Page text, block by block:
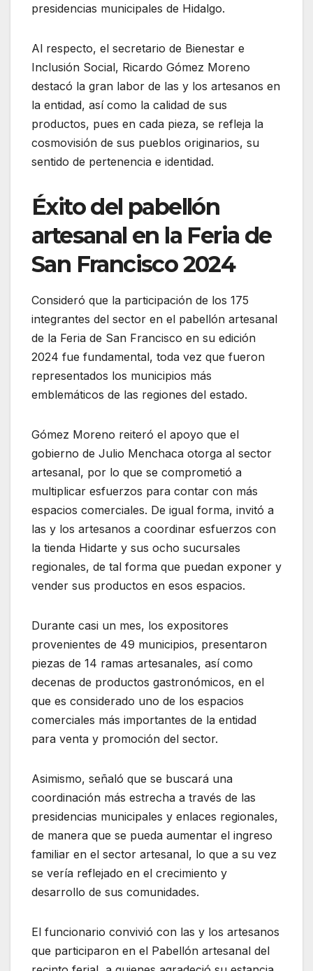
presidencias municipales de Hidalgo.
Al respecto, el secretario de Bienestar e
Inclusión Social, Ricardo Gómez Moreno
destacó la gran labor de las y los artesanos en
la entidad, así como la calidad de sus
productos, pues en cada pieza, se refleja la
cosmovisión de sus pueblos originarios, su
sentido de pertenencia e identidad.
Éxito del pabellón
artesanal en la Feria de
San Francisco 2024
Consideró que la participación de los 175
integrantes del sector en el pabellón artesanal
de la Feria de San Francisco en su edición
2024 fue fundamental, toda vez que fueron
representados los municipios más
emblemáticos de las regiones del estado.
Gómez Moreno reiteró el apoyo que el
gobierno de Julio Menchaca otorga al sector
artesanal, por lo que se comprometió a
multiplicar esfuerzos para contar con más
espacios comerciales. De igual forma, invitó a
las y los artesanos a coordinar esfuerzos con
la tienda Hidarte y sus ocho sucursales
regionales, de tal forma que puedan exponer y
vender sus productos en esos espacios.
Durante casi un mes, los expositores
provenientes de 49 municipios, presentaron
piezas de 14 ramas artesanales, así como
decenas de productos gastronómicos, en el
que es considerado uno de los espacios
comerciales más importantes de la entidad
para venta y promoción del sector.
Asimismo, señaló que se buscará una
coordinación más estrecha a través de las
presidencias municipales y enlaces regionales,
de manera que se pueda aumentar el ingreso
familiar en el sector artesanal, lo que a su vez
se vería reflejado en el crecimiento y
desarrollo de sus comunidades.
El funcionario convivió con las y los artesanos
que participaron en el Pabellón artesanal del